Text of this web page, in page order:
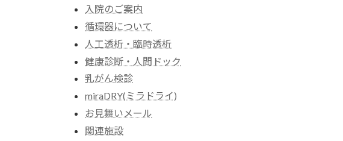
入院のご案内
循環器について
人工透析・臨時透析
健康診断・人間ドック
乳がん検診
miraDRY(ミラドライ)
お見舞いメール
関連施設